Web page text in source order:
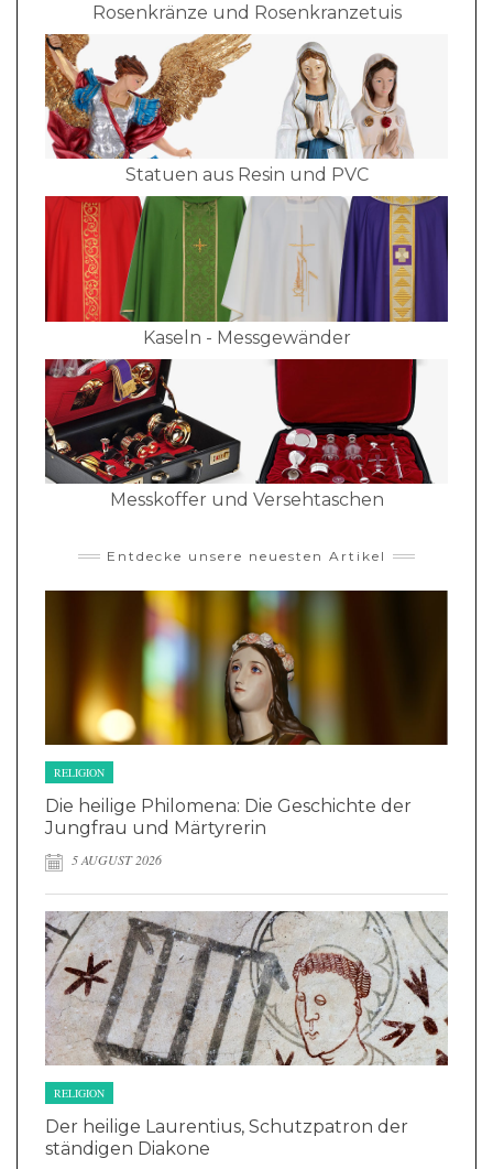
Rosenkränze und Rosenkranzetuis
Statuen aus Resin und PVC
Kaseln - Messgewänder
Messkoffer und Versehtaschen
Entdecke unsere neuesten Artikel
RELIGION
Die heilige Philomena: Die Geschichte der
Jungfrau und Märtyrerin
5 AUGUST 2026
RELIGION
Der heilige Laurentius, Schutzpatron der
ständigen Diakone